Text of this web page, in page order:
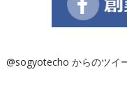
@sogyotecho からのツイ